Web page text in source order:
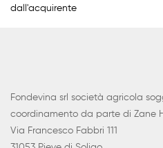
dall'acquirente
Fondevina srl società agricola
coordinamento da parte di Zane
Via Francesco Fabbri 111